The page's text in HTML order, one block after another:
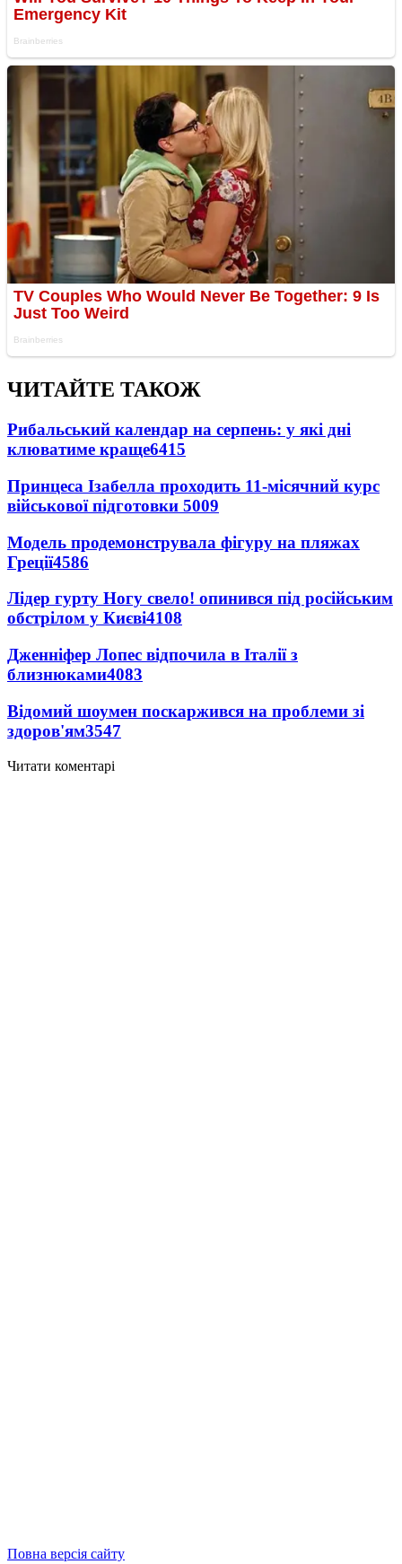
ЧИТАЙТЕ ТАКОЖ
Рибальський календар на серпень: у які дні
клюватиме краще6415
Принцеса Ізабелла проходить 11-місячний курс
військової підготовки 5009
Модель продемонструвала фігуру на пляжах
Греції4586
Лідер гурту Ногу свело! опинився під російським
обстрілом у Києві4108
Дженніфер Лопес відпочила в Італії з
близнюками4083
Відомий шоумен поскаржився на проблеми зі
здоров'ям3547
Читати коментарі
Повна версія сайту